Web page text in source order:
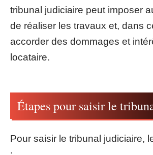
tribunal judiciaire peut imposer
de réaliser les travaux et, dans
accorder des dommages et
locataire.
Étapes pour saisir le
Pour saisir le tribunal judiciaire,